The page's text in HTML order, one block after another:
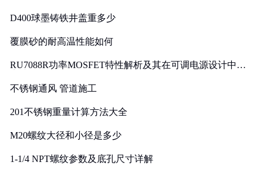
D400球墨铸铁井盖重多少
覆膜砂的耐高温性能如何
RU7088R功率MOSFET特性解析及其在可调电源设计中的
不锈钢通风 管道施工
201不锈钢重量计算方法大全
M20螺纹大径和小径是多少
1-1/4 NPT螺纹参数及底孔尺寸详解